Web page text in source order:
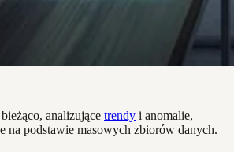
analizujące trendy i anomalie,
na podstawie masowych zbiorów danych.